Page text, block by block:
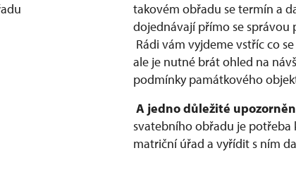
takovém obřadu se termín a
dojednávají přímo se správou
Rádi vám vyjdeme vstříc co
ale je nutné brát ohled na
podmínky památkového
A jedno důležité
svatebního obřadu je potřeba
matriční úřad a vyřídit s ním